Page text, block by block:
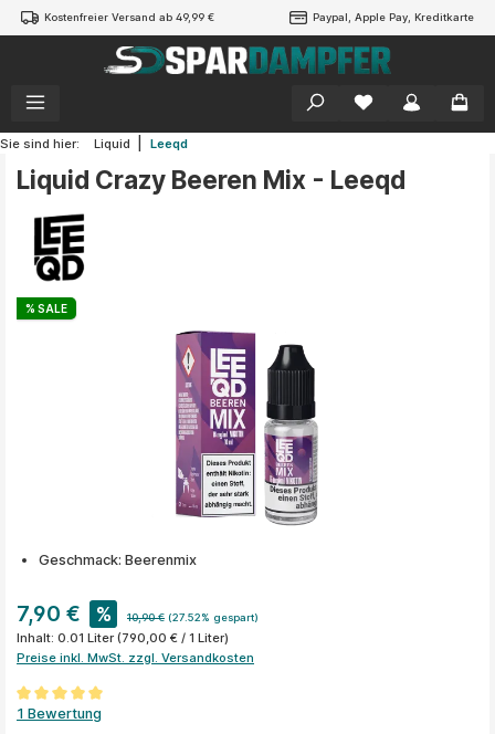
springen
Kostenfreier Versand ab 49,99 € Paypal, Apple Pay, Kreditkarte
Sie sind hier: Liquid Leeqd
Liquid Crazy Beeren Mix - Leeqd
Bildergalerie überspringen
% SALE
Geschmack: Beerenmix
7,90 € % 10,90 € (27.52% gespart)
Inhalt: 0.01 Liter (790,00 € / 1 Liter)
Preise inkl. MwSt. zzgl. Versandkosten
Durchschnittliche Bewertung von 5 von 5 Sternen
1 Bewertung